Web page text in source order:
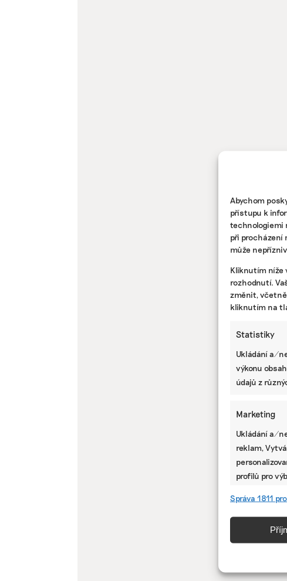
Abychom
přístupu k
technologiemi
při procházení
může
Kliknutím níže
rozhodnutí.
změnit, včetně
kliknutím na
Statistiky
Ukládání a/
výkonu
údajů z
Marketing
Ukládání a/
reklam,
profilů pro
Přiřazování a
zařízení,
Správa 1811